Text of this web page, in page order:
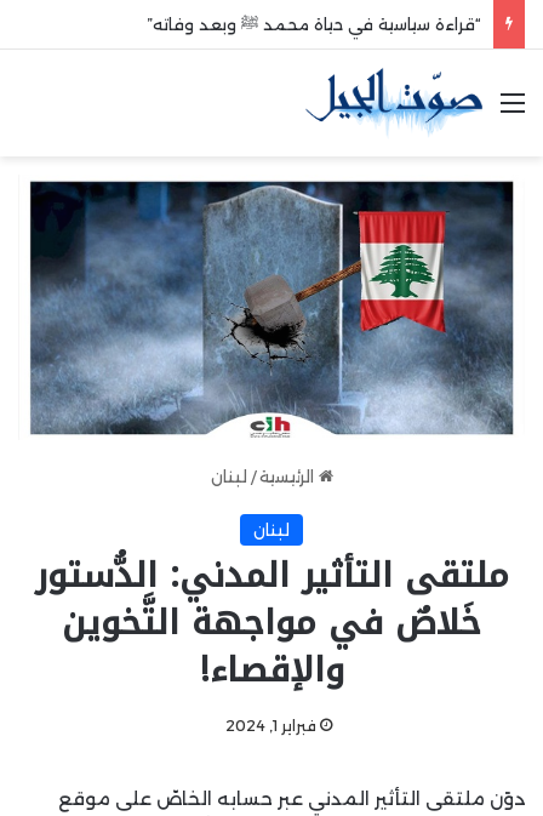
“قراءة سياسية في حياة محمد ﷺ وبعد وفاته”
القائمة
الرئيسية / لبنان
لبنان
ملتقى التأثير المدني: الدُّستور
خَلاصٌ في مواجهة التَّخوين
والإقصاء!
فبراير 1, 2024
دوًن ملتقى التأثير المدني عبر حسابه الخاصّ على موقع